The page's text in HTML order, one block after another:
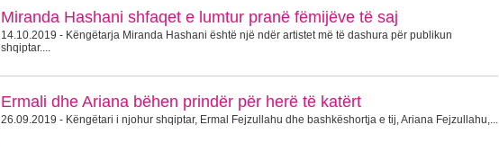
Miranda Hashani shfaqet e lumtur pranë fëmijëve të saj
14.10.2019 - Këngëtarja Miranda Hashani është një ndër artistet më të dashura për publikun
shqiptar....
Ermali dhe Ariana bëhen prindër për herë të katërt
26.09.2019 - Këngëtari i njohur shqiptar, Ermal Fejzullahu dhe bashkëshortja e tij, Ariana Fejzullahu,...